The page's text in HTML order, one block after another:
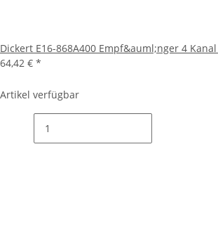
Dickert E16-868A400 Empf&auml;nger 4
64,42 € *
Artikel verfügbar